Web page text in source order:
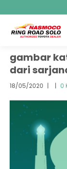
gambar
dari
18/05/2020 | | 0